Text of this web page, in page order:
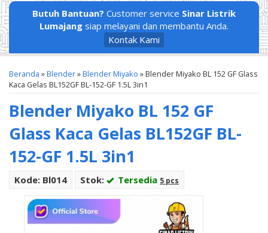
Butuh Bantuan? Customer service Sinar Listrik
Lumajang siap melayani dan membantu Anda.
Kontak Kami
Beranda »Blender»Blender Miyako »Blender Miyako BL 152 GF Glass
Kaca Gelas BL152GF BL-152-GF 1.5L 3in1
Blender Miyako BL 152 GF
Glass Kaca Gelas BL152GF BL-
152-GF 1.5L 3in1
Kode: Bl014 Stok: Tersedia 5 pcs